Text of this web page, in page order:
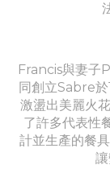
Francis與妻子
同創立Sabre
激盪出美麗火
了許多代表性
計並生產的餐